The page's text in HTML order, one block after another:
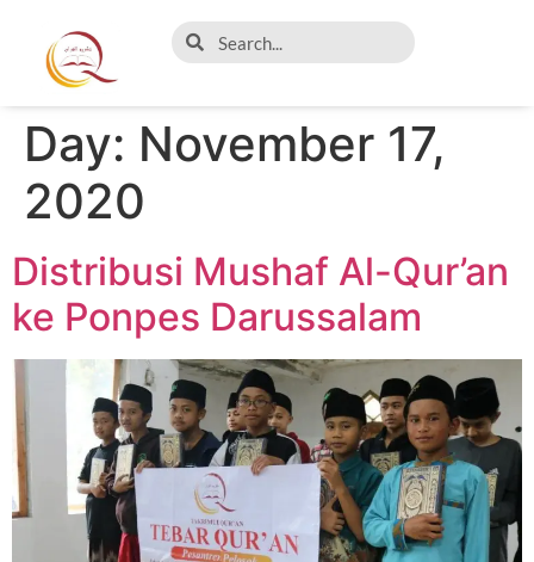
Day: November 17,
2020
Distribusi Mushaf Al-Qur’an
ke Ponpes Darussalam